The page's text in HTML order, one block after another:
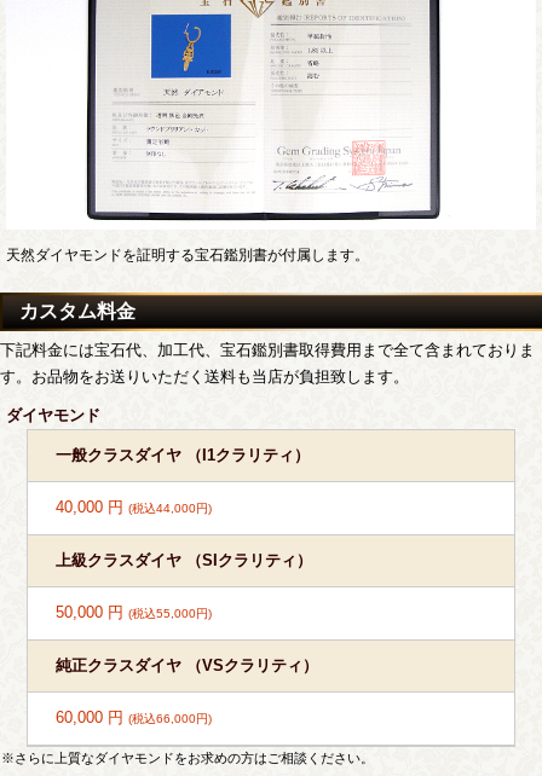
天然ダイヤモンドを証明する宝石鑑別書が付属します。
カスタム料金
下記料金には宝石代、加工代、宝石鑑別書取得費用まで全て含まれておりま
す。お品物をお送りいただく送料も当店が負担致します。
ダイヤモンド
一般クラスダイヤ （I1クラリティ）
40,000 円(税込44,000円)
上級クラスダイヤ （SIクラリティ）
50,000 円(税込55,000円)
純正クラスダイヤ （VSクラリティ）
60,000 円(税込66,000円)
※さらに上質なダイヤモンドをお求めの方はご相談ください。